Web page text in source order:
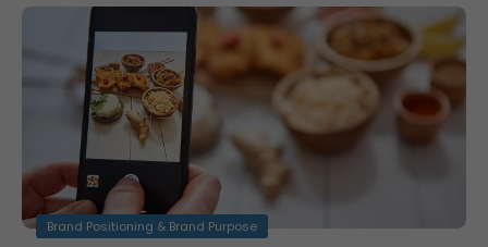
Brand Positioning & Brand Purpose